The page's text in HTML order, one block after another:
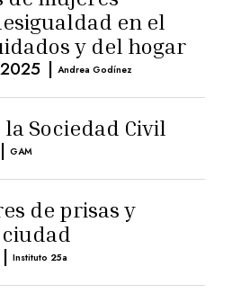
en el
y del hogar
| Andrea Godínez
Sociedad Civil
| GAM
de prisas y
| Instituto 25a